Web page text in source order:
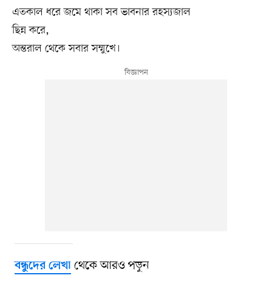
এতকাল ধরে জমে থাকা সব ভাবনার রহস্যজাল
ছিন্ন করে,
অন্তরাল থেকে সবার সম্মুখে।
বন্ধুদের লেখাথেকে আরও পড়ুন